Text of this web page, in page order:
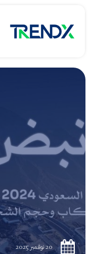
20 نوفمبر 2025